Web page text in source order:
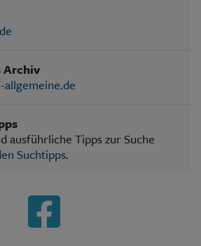
Archiv
allgemeine.de
ausführliche Tipps zur Suche
Suchtipps.